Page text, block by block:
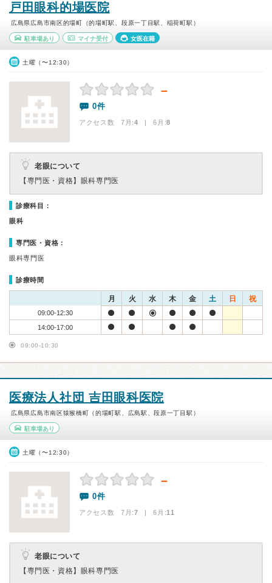
戸田眼科的場医院
広島県広島市南区的場町（的場町駅、段原一丁目駅、稲荷町駅）
駐車場あり マイナ受付 女医在籍
土曜（〜12:30）
－
0件
アクセス数 7月:4 | 6月:8
老眼について
【専門医・資格】 眼科専門医
診療科目：
眼科
専門医・資格：
眼科専門医
診療時間
月 火 水 木 金 土 日 祝
09:00-12:30
14:00-17:00
09:00-10:30
医療法人社団 吉田眼科医院
広島県広島市南区猿猴橋町（的場町駅、広島駅、段原一丁目駅）
駐車場あり
土曜（〜12:30）
－
0件
アクセス数 7月:7 | 6月:11
老眼について
【専門医・資格】 眼科専門医